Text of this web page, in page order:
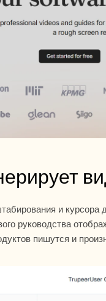
и курсора
руководства
пишутся и